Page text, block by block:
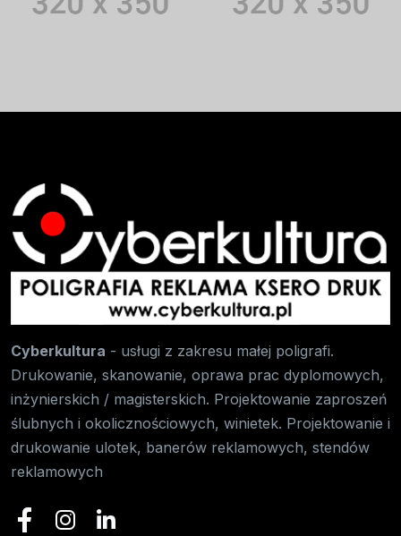
Cyberkultura - usługi z zakresu małej poligrafi.
Drukowanie, skanowanie, oprawa prac dyplomowych,
inżynierskich / magisterskich. Projektowanie zaproszeń
ślubnych i okolicznościowych, winietek. Projektowanie i
drukowanie ulotek, banerów reklamowych, stendów
reklamowych